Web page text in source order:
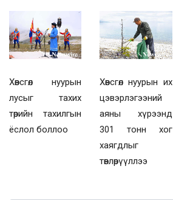
Хөвсгөл нуурын
лусыг тахих
төрийн тахилгын
ёслол боллоо
Хөвсгөл нуурын их
цэвэрлэгээний
аяны хүрээнд
301 тонн хог
хаягдлыг
төвлөрүүллээ